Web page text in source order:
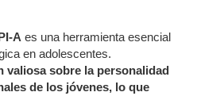
A es una herramienta esencial
en adolescentes.
valiosa sobre la personalidad
de los jóvenes, lo que